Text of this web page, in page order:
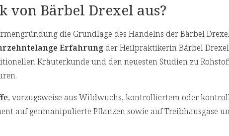
von Bärbel Drexel aus?
die Grundlage des Handelns der Bärbel
Erfahrung der Heilpraktikerin Bärbel
Kräuterkunde und den neuesten Studien zu
, vorzugsweise aus Wildwuchs, kontrolliertem oder
auf genmanipulierte Pflanzen sowie auf Treibhausgase